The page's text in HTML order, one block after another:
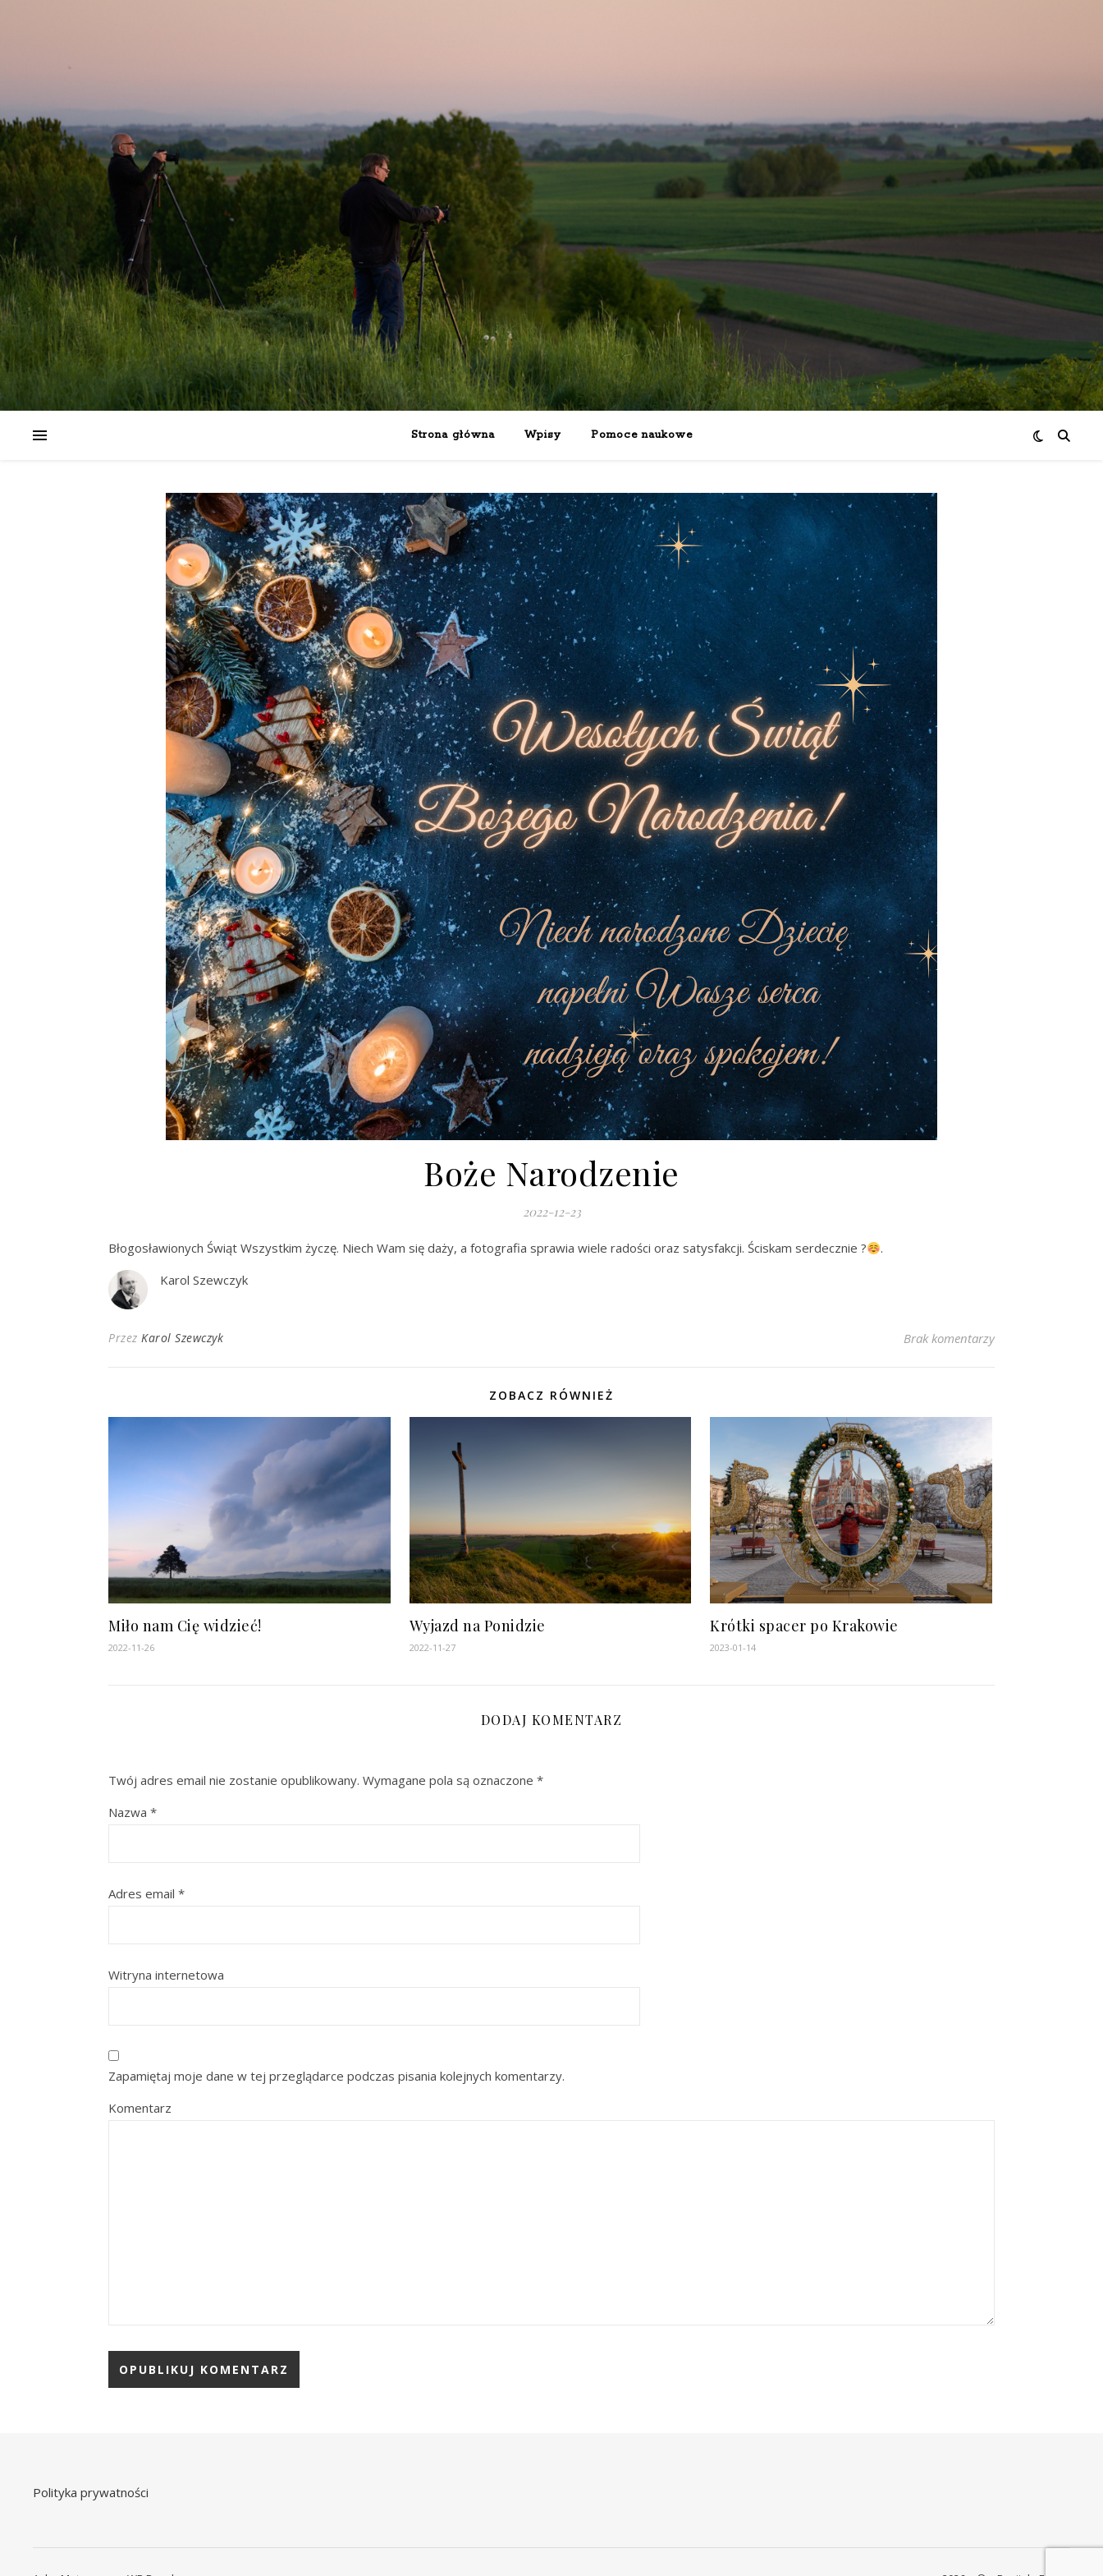
Strona główna Wpisy Pomoce naukowe
Boże Narodzenie
2022-12-23
Błogosławionych Świąt Wszystkim życzę. Niech Wam się daży, a fotografia sprawia wiele radości oraz satysfakcji. Ściskam serdecznie ?
.
Karol Szewczyk
Przez Karol Szewczyk Brak komentarzy
ZOBACZ RÓWNIEŻ
Miło nam Cię widzieć!
2022-11-26
Wyjazd na Ponidzie
2022-11-27
Krótki spacer po Krakowie
2023-01-14
DODAJ KOMENTARZ
Twój adres email nie zostanie opublikowany. Wymagane pola są oznaczone *
Nazwa *
Adres email *
Witryna internetowa
Zapamiętaj moje dane w tej przeglądarce podczas pisania kolejnych komentarzy.
Komentarz
Polityka prywatności